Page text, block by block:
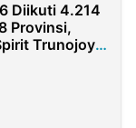
Diikuti 4.214
Provinsi,
Trunojoyo